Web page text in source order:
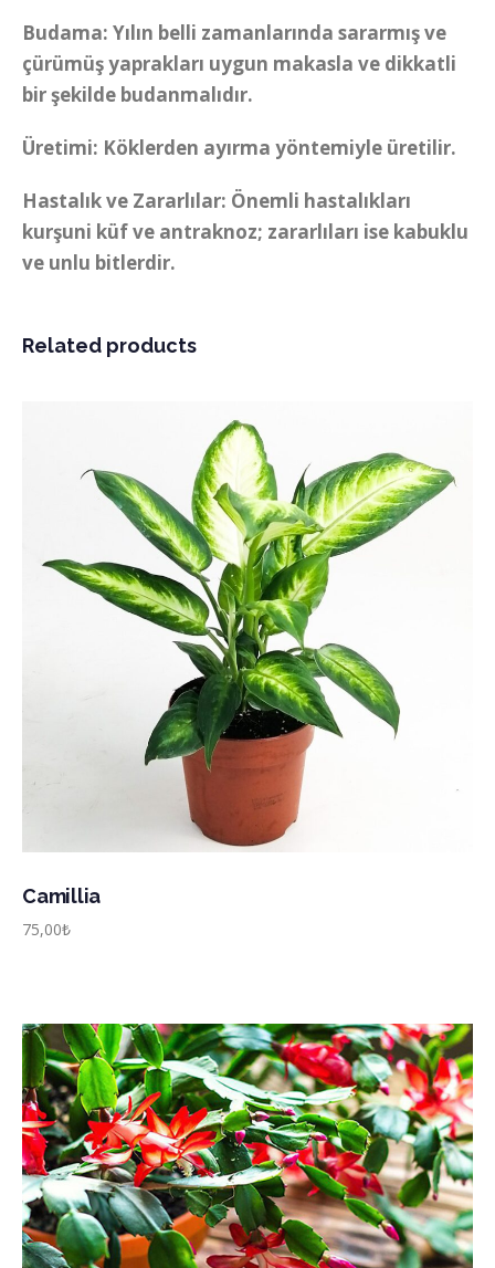
Budama: Yılın belli zamanlarında sararmış ve
çürümüş yaprakları uygun makasla ve dikkatli
bir şekilde budanmalıdır.
Üretimi: Köklerden ayırma yöntemiyle üretilir.
Hastalık ve Zararlılar: Önemli hastalıkları
kurşuni küf ve antraknoz; zararlıları ise kabuklu
ve unlu bitlerdir.
Related products
Camillia
75,00₺